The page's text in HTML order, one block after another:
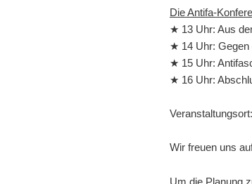
Die Antifa-
★ 13 Uhr: Aus
★ 14 Uhr: Gegen
★ 15 Uhr:
★ 16 Uhr:
Wir freuen uns
Um die Planung